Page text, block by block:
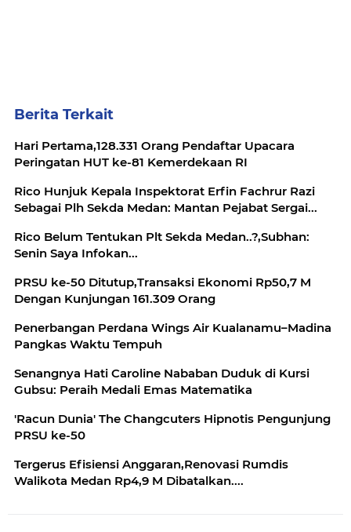
Berita Terkait
Hari Pertama,128.331 Orang Pendaftar Upacara
Peringatan HUT ke-81 Kemerdekaan RI
Rico Hunjuk Kepala Inspektorat Erfin Fachrur Razi
Sebagai Plh Sekda Medan: Mantan Pejabat Sergai...
Rico Belum Tentukan Plt Sekda Medan..?,Subhan:
Senin Saya Infokan...
PRSU ke-50 Ditutup,Transaksi Ekonomi Rp50,7 M
Dengan Kunjungan 161.309 Orang
Penerbangan Perdana Wings Air Kualanamu–Madina
Pangkas Waktu Tempuh
Senangnya Hati Caroline Nababan Duduk di Kursi
Gubsu: Peraih Medali Emas Matematika
'Racun Dunia' The Changcuters Hipnotis Pengunjung
Tergerus Efisiensi Anggaran,Renovasi Rumdis
Walikota Medan Rp4,9 M Dibatalkan....